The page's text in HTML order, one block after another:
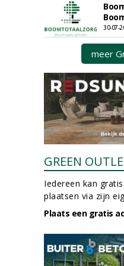
30-07-
meer
GREEN
Iedereen kan
plaatsen via zijn
Plaats een gratis